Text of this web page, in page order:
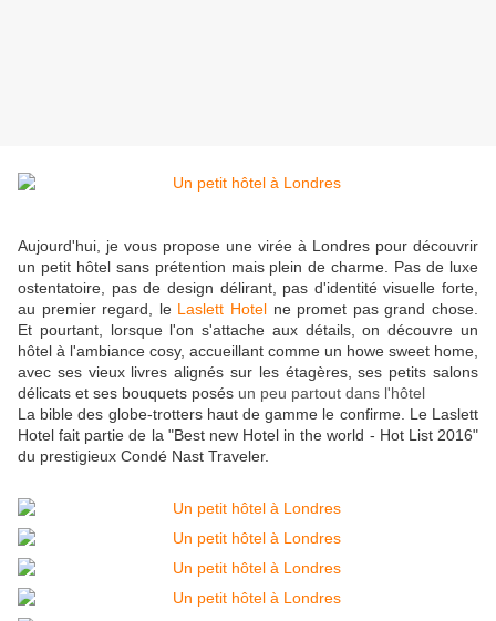
Aujourd'hui, je vous propose une virée à Londres pour découvrir
un petit hôtel sans prétention mais plein de charme. Pas de luxe
ostentatoire, pas de design délirant, pas d'identité visuelle forte,
au premier regard, le Laslett Hotel ne promet pas grand chose.
Et pourtant, lorsque l'on s'attache aux détails, on découvre un
hôtel à l'ambiance cosy, accueillant comme un howe sweet home,
avec ses vieux livres alignés sur les étagères, ses petits salons
délicats et ses bouquets posés un peu partout dans l'hôtel
La bible des globe-trotters haut de gamme le confirme. Le Laslett
Hotel fait partie de la "Best new Hotel in the world - Hot List 2016"
du prestigieux Condé Nast Traveler.